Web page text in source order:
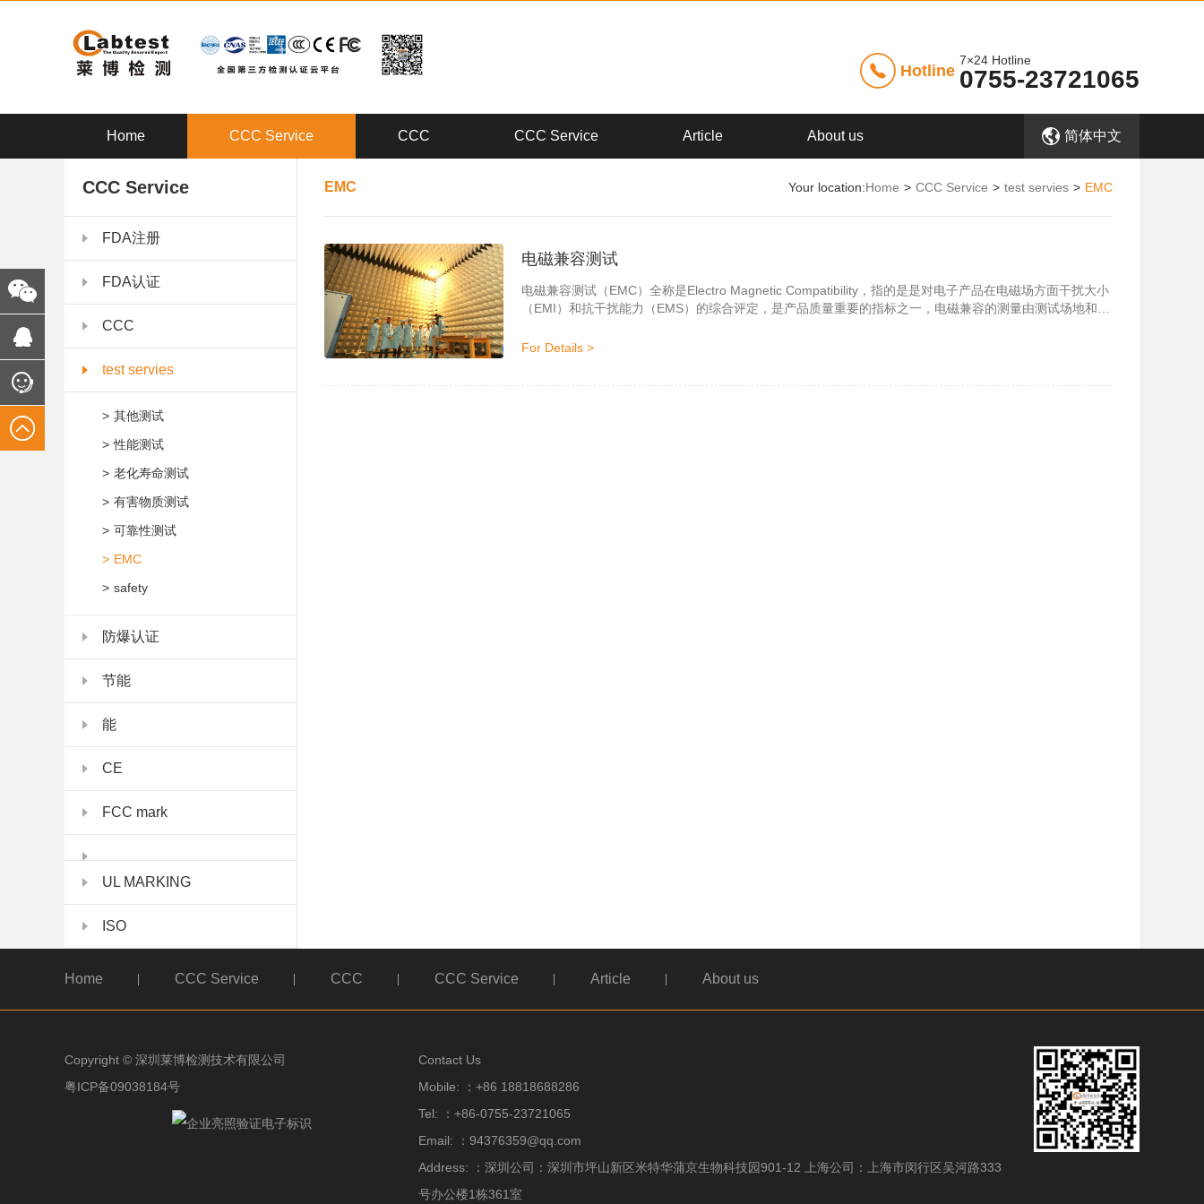
Hotline
7×24 Hotline
0755-23721065
Home CCC Service CCC CCC Service Article About us 简体中文
CCC Service
FDA注册
FDA认证
CCC
test servies
> 其他测试
> 性能测试
> 老化寿命测试
> 有害物质测试
> 可靠性测试
> EMC
> safety
防爆认证
节能
能
CE
FCC mark
UL MARKING
ISO
EMC Your location:Home > CCC Service > test servies > EMC
电磁兼容测试
电磁兼容测试（EMC）全称是Electro Magnetic Compatibility，指的是是对电子产品在电磁场方面干扰大小
（EMI）和抗干扰能力（EMS）的综合评定，是产品质量重要的指标之一，电磁兼容的测量由测试场地和测
的电磁干扰(EMI)或是本身应具备适当的电磁抗干扰能力（EMS），均加以强制要求...
For Details >
Home CCC Service CCC CCC Service Article About us
Copyright © 深圳莱博检测技术有限公司
粤ICP备09038184号
Contact Us
Mobile: ：+86 18818688286
Tel: ：+86-0755-23721065
Email: ：94376359@qq.com
Address: ：深圳公司：深圳市坪山新区米特华蒲京生物科技园901-12 上海公司：上海市闵行区吴河路333
号办公楼1栋361室